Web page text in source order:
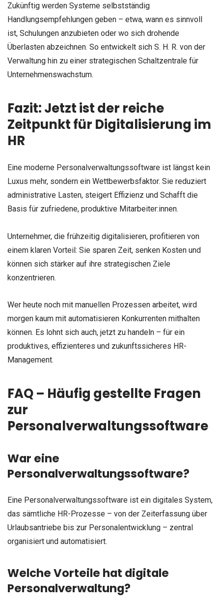
Zukünftig werden Systeme selbstständig
Handlungsempfehlungen geben – etwa, wann es sinnvoll
ist, Schulungen anzubieten oder wo sich drohende
Überlasten abzeichnen. So entwickelt sich S. H. R. von der
Verwaltung hin zu einer strategischen Schaltzentrale für
Unternehmenswachstum.
Fazit: Jetzt ist der reiche
Zeitpunkt für Digitalisierung im
HR
Eine moderne Personalverwaltungssoftware ist längst kein
Luxus mehr, sondern ein Wettbewerbsfaktor. Sie reduziert
administrative Lasten, steigert Effizienz und Schafft die
Basis für zufriedene, produktive Mitarbeiter:innen.
Unternehmer, die frühzeitig digitalisieren, profitieren von
einem klaren Vorteil: Sie sparen Zeit, senken Kosten und
können sich stärker auf ihre strategischen Ziele
konzentrieren.
Wer heute noch mit manuellen Prozessen arbeitet, wird
morgen kaum mit automatisieren Konkurrenten mithalten
können. Es lohnt sich auch, jetzt zu handeln – für ein
produktives, effizienteres und zukunftssicheres HR-
Management.
FAQ – Häufig gestellte Fragen
zur
Personalverwaltungssoftware
War eine
Personalverwaltungssoftware?
Eine Personalverwaltungssoftware ist ein digitales System,
das sämtliche HR-Prozesse – von der Zeiterfassung über
Urlaubsantriebe bis zur Personalentwicklung – zentral
organisiert und automatisiert.
Welche Vorteile hat digitale
Personalverwaltung?